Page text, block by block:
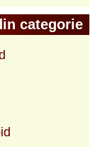
categorie